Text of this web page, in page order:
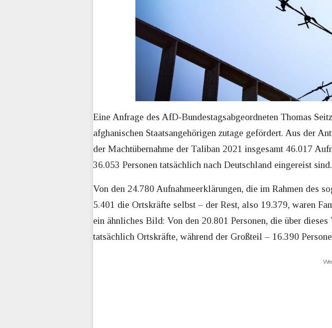
Eine Anfrage des AfD-Bundestagsabgeordneten Thomas
afghanischen Staatsangehörigen zutage gefördert. Aus der
der Machtübernahme der Taliban 2021 insgesamt 46.017
36.053 Personen tatsächlich nach Deutschland eingereist sind.
Von den 24.780 Aufnahmeerklärungen, die im Rahmen des
5.401 die Ortskräfte selbst – der Rest, also 19.379, waren
ein ähnliches Bild: Von den 20.801 Personen, die über
tatsächlich Ortskräfte, während der Großteil – 16.390